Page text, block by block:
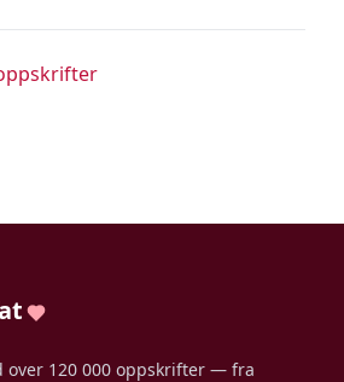
over 120 000 oppskrifter — fra